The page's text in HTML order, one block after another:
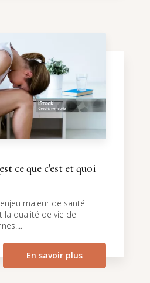
ce que c'est et quoi
majeur de santé
la qualité de vie de
En savoir plus